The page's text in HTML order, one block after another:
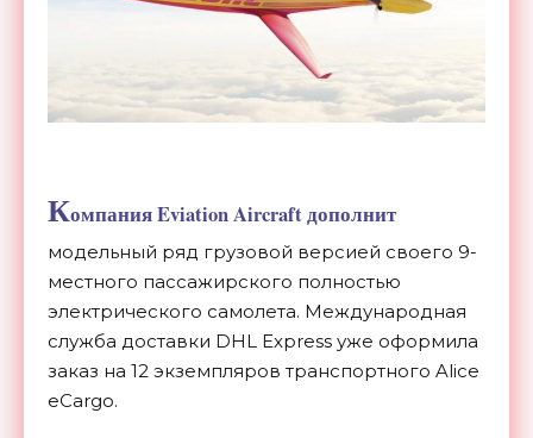
Компания Eviation Aircraft дополнит
модельный ряд грузовой версией своего 9-
местного пассажирского полностью
электрического самолета. Международная
служба доставки DHL Express уже оформила
заказ на 12 экземпляров транспортного Alice
eCargo.